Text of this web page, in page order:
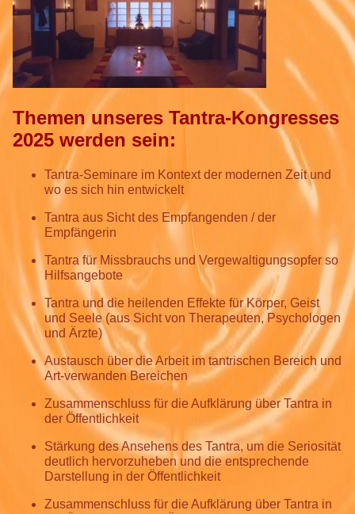
Themen unseres Tantra-Kongresses
2025 werden sein:
Tantra-Seminare im Kontext der modernen Zeit und
wo es sich hin entwickelt
Tantra aus Sicht des Empfangenden / der
Empfängerin
Tantra für Missbrauchs und Vergewaltigungsopfer so
Hilfsangebote
Tantra und die heilenden Effekte für Körper, Geist
und Seele (aus Sicht von Therapeuten, Psychologen
und Ärzte)
Austausch über die Arbeit im tantrischen Bereich und
Art-verwanden Bereichen
Zusammenschluss für die Aufklärung über Tantra in
der Öffentlichkeit
Stärkung des Ansehens des Tantra, um die Seriosität
deutlich hervorzuheben und die entsprechende
Darstellung in der Öffentlichkeit
Zusammenschluss für die Aufklärung über Tantra in